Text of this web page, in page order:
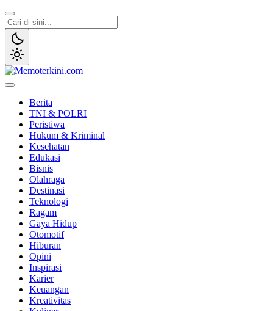
Lewati
ke
konten
Berita
TNI & POLRI
Peristiwa
Hukum & Kriminal
Kesehatan
Edukasi
Bisnis
Olahraga
Destinasi
Teknologi
Ragam
Gaya Hidup
Otomotif
Hiburan
Opini
Inspirasi
Karier
Keuangan
Kreativitas